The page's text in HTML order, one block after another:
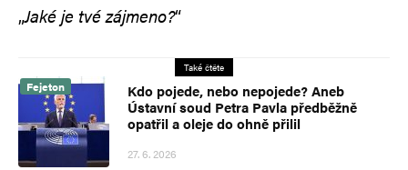
„Jaké je tvé zájmeno?“
Také čtěte
Fejeton
Kdo pojede, nebo nepojede? Aneb
Ústavní soud Petra Pavla předběžně
opatřil a oleje do ohně přilil
27. 6. 2026